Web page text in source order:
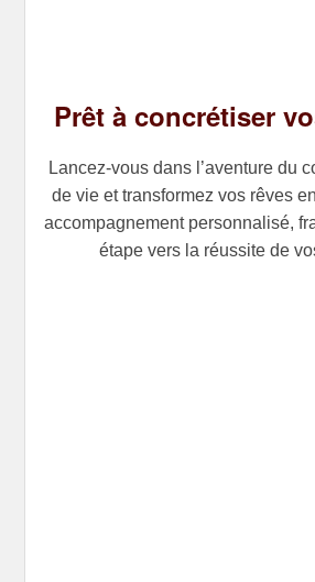
Prêt à concrétiser
Lancez-vous dans l’aventure du
de vie et transformez vos rêves
accompagnement personnalisé,
étape vers la réussite de